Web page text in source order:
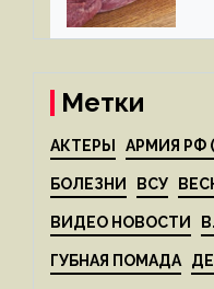
Метки
АКТЕРЫ АРМИЯ РФ
БОЛЕЗНИ ВСУ
ВИДЕО НОВОСТИ
ГУБНАЯ ПОМАДА